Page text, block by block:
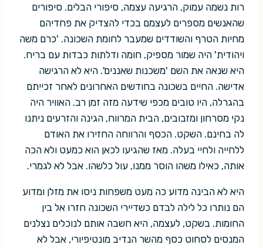
רות נשמה עמוק, הרגיעה עצמה, סיפורי הבלים. סיפורים
שהאנשים מספרים לעצמם בכדי להצדיק את פחדיהם
מחיות הטרף והשודדים שמעבר לחומת השכונה. 'כרם משה
ויהודית' היה שמור מספיק, חומה ודלתות כבדות עם בריח.
היא שנאה את השם 'משכנות שאננים'. היא לא הרגישה
אדישה. החיים בשכונה בחודשים האחרונים לאחר זכייתם
בהגרלה, היו טובים מכפי שידעה מזה זמן רב. האוויר היה
נקי מסרחון ומזבובים, הבית המרווח, הגינה והזרעים ניתנו
לה בחינם. השקט. הכסף והרווחה החזירו את האודם
ללחייה ולחיי בעלה. מאז שהגיעו לכאן הוא כמעט ולא הכה
אותה, כאילו משהו הוסר ממנו, עול כלשהו. אבל לא לגמרי.
היא לא הבינה מדוע כה מעט משפחות ניסו את מזלן ומדוע
הם נותרו כל לילה לבדם כשדיירי השכונה חזרו אל בין
החומות. בשקט, לעצמה, היא חשבה אותם לנוכלים נצלנים
המנסים לסחוט כסף מהשר הנדיב מונטיפיורי, אבל לא